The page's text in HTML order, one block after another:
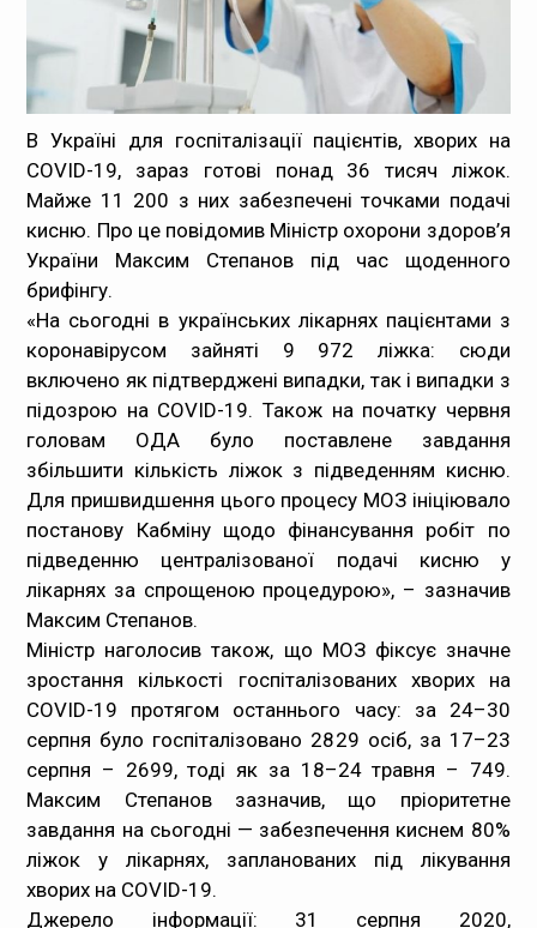
Документи
Контакти
Карта сайта
В Україні для госпіталізації пацієнтів, хворих на
COVID-19, зараз готові понад 36 тисяч ліжок.
Майже 11 200 з них забезпечені точками подачі
кисню. Про це повідомив Міністр охорони здоров’я
України Максим Степанов під час щоденного
брифінгу.
«На сьогодні в українських лікарнях пацієнтами з
коронавірусом зайняті 9 972 ліжка: сюди
включено як підтверджені випадки, так і випадки з
підозрою на COVID-19. Також на початку червня
головам ОДА було поставлене завдання
збільшити кількість ліжок з підведенням кисню.
Для пришвидшення цього процесу МОЗ ініціювало
постанову Кабміну щодо фінансування робіт по
підведенню централізованої подачі кисню у
лікарнях за спрощеною процедурою», – зазначив
Максим Степанов.
Міністр наголосив також, що МОЗ фіксує значне
зростання кількості госпіталізованих хворих на
COVID-19 протягом останнього часу: за 24–30
серпня було госпіталізовано 2829 осіб, за 17–23
серпня – 2699, тоді як за 18–24 травня – 749.
Максим Степанов зазначив, що пріоритетне
завдання на сьогодні — забезпечення киснем 80%
ліжок у лікарнях, запланованих під лікування
хворих на COVID-19.
Джерело інформації: 31 серпня 2020,